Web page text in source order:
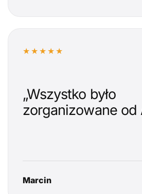
★★★★★
„Wszystko było
zorganizowane od
Marcin